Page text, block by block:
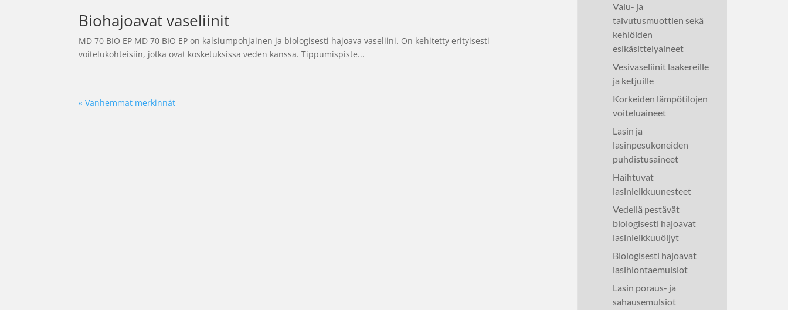
Biohajoavat vaseliinit
MD 70 BIO EP MD 70 BIO EP on kalsiumpohjainen ja biologisesti hajoava vaseliini. On kehitetty erityisesti
voitelukohteisiin, jotka ovat kosketuksissa veden kanssa. Tippumispiste...
« Vanhemmat merkinnät
Valu- ja
taivutusmuottien sekä
kehiöiden
esikäsittelyaineet
Vesivaseliinit laakereille
ja ketjuille
Korkeiden lämpötilojen
voiteluaineet
Lasin ja
lasinpesukoneiden
puhdistusaineet
Haihtuvat
lasinleikkuunesteet
Vedellä pestävät
biologisesti hajoavat
lasinleikkuuöljyt
Biologisesti hajoavat
lasihiontaemulsiot
Lasin poraus- ja
sahausemulsiot